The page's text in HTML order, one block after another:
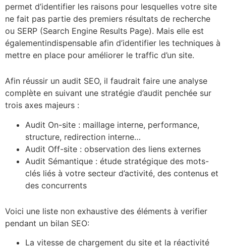
permet d’identifier les raisons pour lesquelles votre site
ne fait pas partie des premiers résultats de recherche
ou SERP (Search Engine Results Page). Mais elle est
égalementindispensable afin d’identifier les techniques à
mettre en place pour améliorer le traffic d’un site.
Afin réussir un audit SEO, il faudrait faire une analyse
complète en suivant une stratégie d’audit penchée sur
trois axes majeurs :
Audit On-site : maillage interne, performance,
structure, redirection interne…
Audit Off-site : observation des liens externes
Audit Sémantique : étude stratégique des mots-
clés liés à votre secteur d’activité, des contenus et
des concurrents
Voici une liste non exhaustive des éléments à verifier
pendant un bilan SEO:
La vitesse de chargement du site et la réactivité